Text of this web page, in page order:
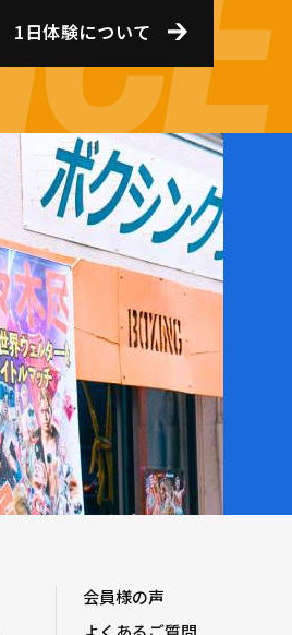
1日体験について
会員様の声